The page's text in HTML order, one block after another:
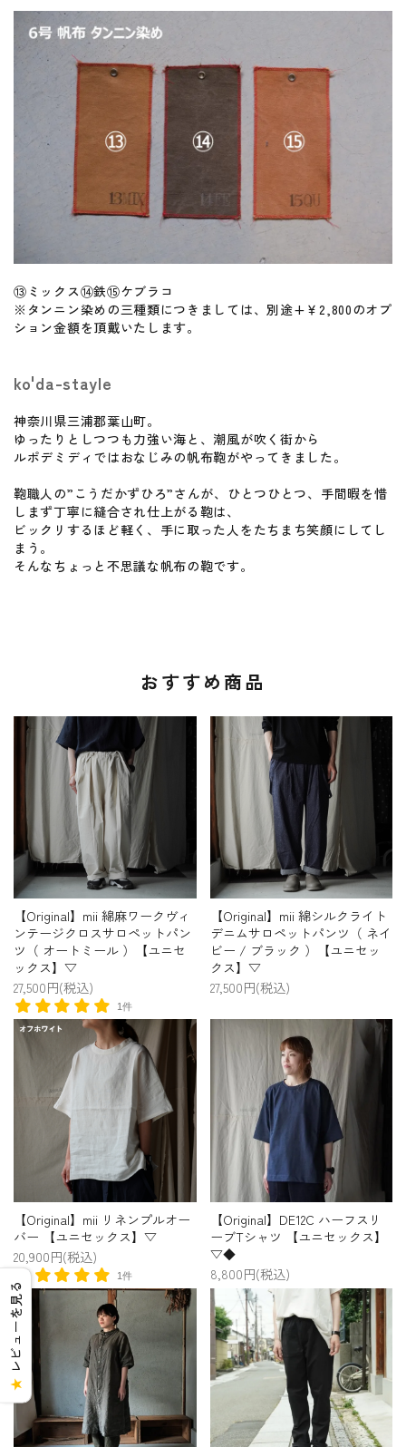
⑬ミックス⑭鉄⑮ケブラコ
※タンニン染めの三種類につきましては、別途+￥2,800のオプ
ション金額を頂戴いたします。
ko'da-stayle
神奈川県三浦郡葉山町。
ゆったりとしつつも力強い海と、潮風が吹く街から
ルポデミディではおなじみの帆布鞄がやってきました。
鞄職人の”こうだかずひろ”さんが、ひとつひとつ、手間暇を惜
しまず丁寧に縫合され仕上がる鞄は、
ビックリするほど軽く、手に取った人をたちまち笑顔にしてし
まう。
そんなちょっと不思議な帆布の鞄です。
おすすめ商品
【Original】mii 綿麻ワークヴィ
ンテージクロスサロペットパン
ツ（ オートミール ）【ユニセ
ックス】▽
27,500円(税込)
1件
【Original】mii 綿シルクライト
デニムサロペットパンツ（ ネイ
ビー / ブラック ）【ユニセッ
クス】▽
27,500円(税込)
【Original】mii リネンプルオー
バー 【ユニセックス】▽
20,900円(税込)
1件
【Original】DE12C ハーフスリ
ーブTシャツ 【ユニセックス】
▽◆
8,800円(税込)
★
レビューを見る